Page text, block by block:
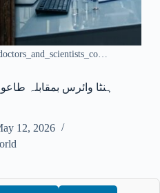
ہنٹا وائرس بمقابلہ
12, 2026